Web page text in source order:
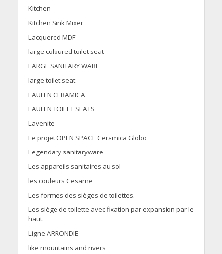
Kitchen
Kitchen Sink Mixer
Lacquered MDF
large coloured toilet seat
LARGE SANITARY WARE
large toilet seat
LAUFEN CERAMICA
LAUFEN TOILET SEATS
Lavenite
Le projet OPEN SPACE Ceramica Globo
Legendary sanitaryware
Les appareils sanitaires au sol
les couleurs Cesame
Les formes des sièges de toilettes.
Les siège de toilette avec fixation par expansion par le
haut.
Ligne ARRONDIE
like mountains and rivers